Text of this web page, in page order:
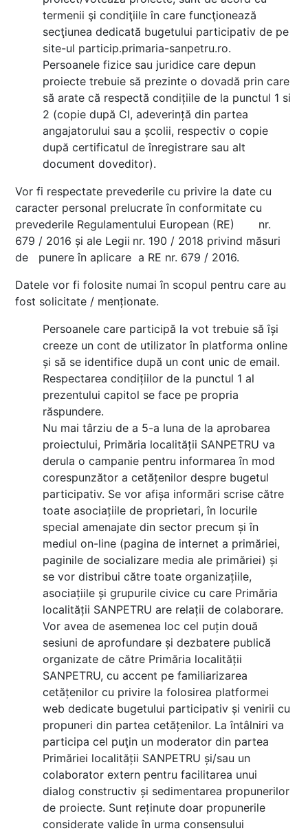
termenii şi condiţiile în care funcţionează
secţiunea dedicată bugetului participativ de pe
site-ul particip.primaria-sanpetru.ro.
Persoanele fizice sau juridice care depun
proiecte trebuie să prezinte o dovadă prin care
să arate că respectă condițiile de la punctul 1 si
2 (copie după CI, adeverință din partea
angajatorului sau a școlii, respectiv o copie
după certificatul de înregistrare sau alt
document doveditor).
Vor fi respectate prevederile cu privire la date cu
caracter personal prelucrate în conformitate cu
prevederile Regulamentului European (RE) nr.
679 / 2016 și ale Legii nr. 190 / 2018 privind măsuri
de punere în aplicare a RE nr. 679 / 2016.
Datele vor fi folosite numai în scopul pentru care au
fost solicitate / menționate.
Persoanele care participă la vot trebuie să își
creeze un cont de utilizator în platforma online
și să se identifice după un cont unic de email.
Respectarea condițiilor de la punctul 1 al
prezentului capitol se face pe propria
răspundere.
Nu mai târziu de a 5-a luna de la aprobarea
proiectului, Primăria localității SANPETRU va
derula o campanie pentru informarea în mod
corespunzător a cetățenilor despre bugetul
participativ. Se vor afișa informări scrise către
toate asociațiile de proprietari, în locurile
special amenajate din sector precum și în
mediul on-line (pagina de internet a primăriei,
paginile de socializare media ale primăriei) și
se vor distribui către toate organizațiile,
asociațiile și grupurile civice cu care Primăria
localității SANPETRU are relații de colaborare.
Vor avea de asemenea loc cel puțin două
sesiuni de aprofundare și dezbatere publică
organizate de către Primăria localității
SANPETRU, cu accent pe familiarizarea
cetățenilor cu privire la folosirea platformei
web dedicate bugetului participativ și venirii cu
propuneri din partea cetățenilor. La întâlniri va
participa cel puţin un moderator din partea
Primăriei localității SANPETRU și/sau un
colaborator extern pentru facilitarea unui
dialog constructiv și sedimentarea propunerilor
de proiecte. Sunt reținute doar propunerile
considerate valide în urma consensului